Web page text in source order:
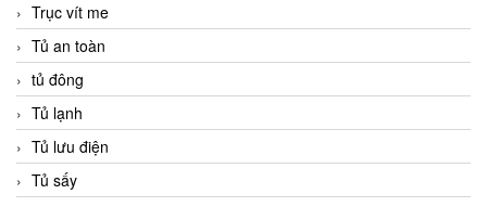
Trục vít me
Tủ an toàn
tủ đông
Tủ lạnh
Tủ lưu điện
Tủ sấy